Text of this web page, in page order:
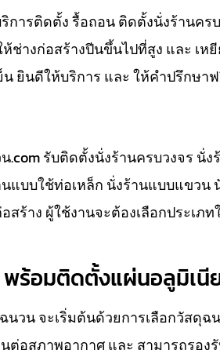
ารติดตั้ง รื้อถอน ติดตั้งนั่งร้านคร
างก่อสร้างปีนขึ้นไปที่สูง และ เห
ยินดีให้บริการ และ ให้คำปรึกษา
รับติดตั้งนั่งร้านครบวงจร นั่ง
นแบบใช้ท่อเหล็ก นั่งร้านแบบแขว
ร้าง ผู้ใช้งานจะต้องเลือกประเภ
พร้อมติดตั้งแผ่นอลูมิเนี
วน จะเริ่มต้นด้วยการเลือกวัสดุ
อสภาพอากาศ และ สามารถรอง